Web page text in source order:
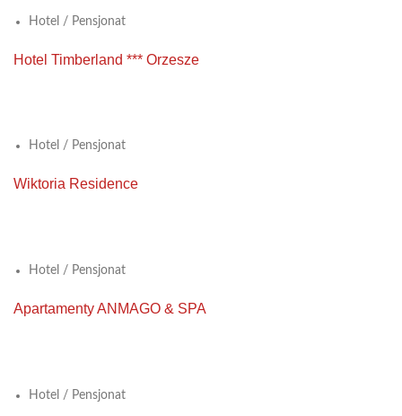
Hotel / Pensjonat
Hotel Timberland *** Orzesze
Hotel / Pensjonat
Wiktoria Residence
Hotel / Pensjonat
Apartamenty ANMAGO & SPA
Hotel / Pensjonat